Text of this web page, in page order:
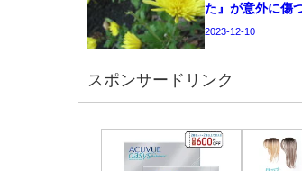
た』が意外に傷
2023-12-10
スポンサードリンク